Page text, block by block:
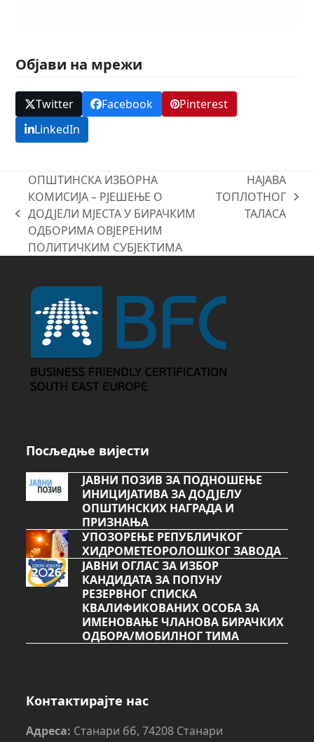
Објави на мрежи
Twitter Facebook
Pinterest
LinkedIn
previous
post:
ОПШТИНСКА ИЗБОРНА
КОМИСИЈА – РЈЕШЕЊЕ О
ДОДЈЕЛИ МЈЕСТА У БИРАЧКИМ
ОДБОРИМА ОВЈЕРЕНИМ
ПОЛИТИЧКИМ СУБЈЕКТИМА
next
НАЈАВА
ТОПЛОТНОГ
ТАЛАСА
Посљедње вијести
ЈАВНИ ПОЗИВ ЗА ПОДНОШЕЊЕ
ИНИЦИЈАТИВА ЗА ДОДЈЕЛУ
ОПШТИНСКИХ НАГРАДА И
ПРИЗНАЊА
УПОЗОРЕЊЕ РЕПУБЛИЧКОГ
ХИДРОМЕТЕОРОЛОШКОГ ЗАВОДА
ЈАВНИ ОГЛАС ЗА ИЗБОР
КАНДИДАТА ЗА ПОПУНУ
РЕЗЕРВНОГ СПИСКА
КВАЛИФИКОВАНИХ ОСОБА ЗА
ИМЕНОВАЊЕ ЧЛАНОВА БИРАЧКИХ
ОДБОРА/МОБИЛНОГ ТИМА
Контактирајте нас
Адреса: Станари бб, 74208 Станари